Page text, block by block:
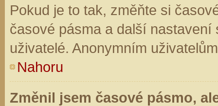
Pokud je to tak, změňte si
časové pásma a další
uživatelé. Anonymním
Nahoru
Změnil jsem časové pásmo,